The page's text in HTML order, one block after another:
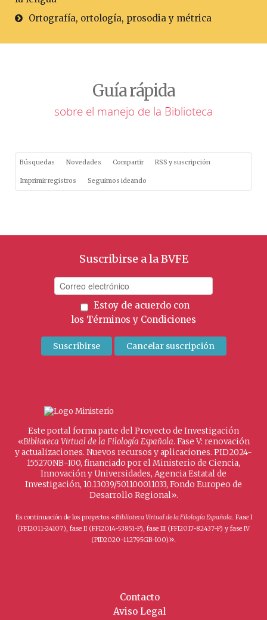
Ortografía, ortología, prosodia y métrica
Guía rápida
sobre el manejo de la Biblioteca
Búsquedas Novedades Compartir RSS y suscripción
Imprimir registros Seguimos ideando
Suscribirse a la BVFE
Estoy de acuerdo con
los Términos y Condiciones
Este portal forma parte del Proyecto de Investigación
«Biblioteca Virtual de la Filología Española. Fase V: renovación
y actualizaciones. Nuevos recursos y aplicaciones. PID2024-
155270NB-I00, financiado por el Ministerio de Ciencia,
Innovación y Universidades, Agencia Estatal de
Investigación, 10.13039/501100011033, Fondo Europeo de
Desarrollo Regional».
Es continuación de los proyectos «Biblioteca Virtual de la Filología Española. Fase I
(FFI2011-24107), fase II (FFI2014-53851-P), fase III (FFI2017-82437-P) y fase IV
(PID2020-112795GB-I00)».
Contacto
Aviso Legal